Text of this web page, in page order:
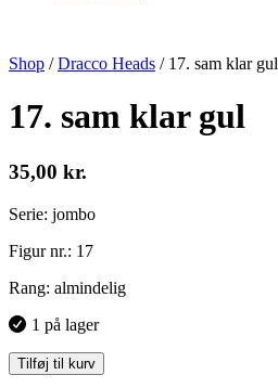
Shop /Dracco Heads / 17. sam klar gul
17. sam klar gul
35,00 kr.
Serie: jombo
Figur nr.: 17
Rang: almindelig
1 på lager
Tilføj til kurv